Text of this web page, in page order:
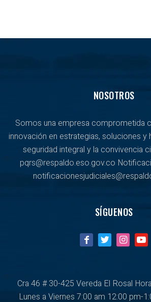
NOSOTROS
Somos una empresa comprometida
innovación en estrategias, soluciones y
seguridad integral y la convivencia
pqrs@respaldo.eso.gov.co
SÍGUENOS
Cra 46 # 30-425 Vereda El Rosal
Lunes a Viernes 7:00 am 12:00 pm-